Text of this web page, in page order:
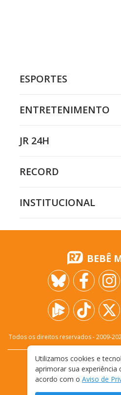
ESPORTES
ENTRETENIMENTO
JR 24H
RECORD
INSTITUCIONAL
BEBÊ
Todos os direitos reservados - 2009-
FALE
TERMOS E
Utilizamos cookies e
aprimorar sua experiência
acordo com o Aviso de